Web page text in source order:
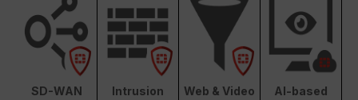
SD-WAN
Intrusion
Web & Video
AI-based